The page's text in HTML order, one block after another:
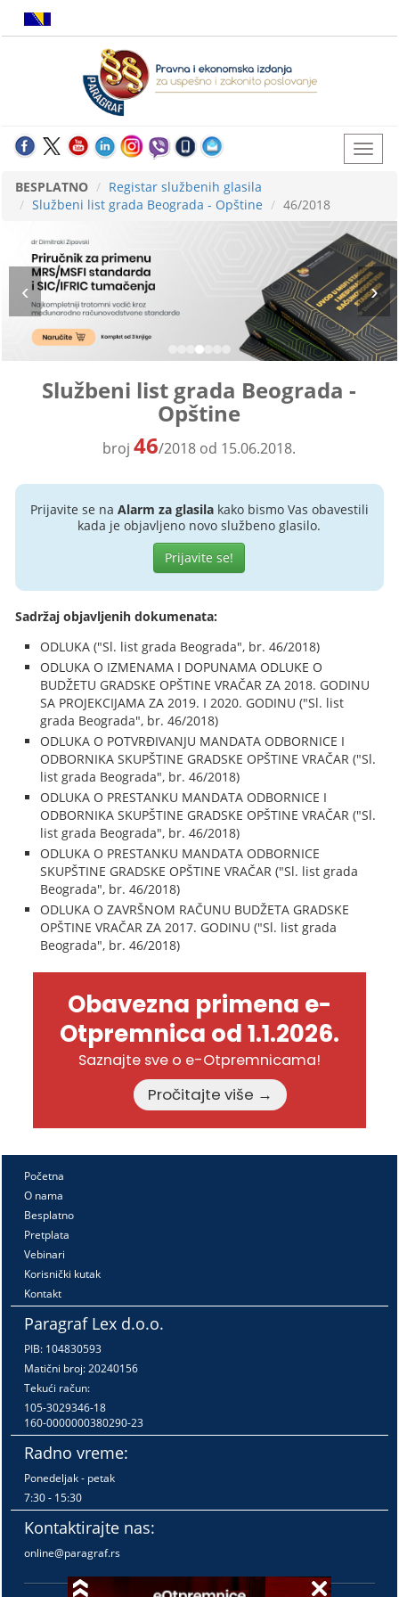
BESPLATNO
Registar službenih glasila
Službeni list grada Beograda - Opštine
46/2018
Službeni list grada Beograda -
Opštine
broj46/2018 od 15.06.2018.
Prijavite se na Alarm za glasilakako bismo Vas obavestili
kada je objavljeno novo službeno glasilo.
Prijavite se!
Sadržaj objavljenih dokumenata:
ODLUKA ("Sl. list grada Beograda", br. 46/2018)
ODLUKA O IZMENAMA I DOPUNAMA ODLUKE O
BUDŽETU GRADSKE OPŠTINE VRAČAR ZA 2018. GODINU
SA PROJEKCIJAMA ZA 2019. I 2020. GODINU ("Sl. list
grada Beograda", br. 46/2018)
ODLUKA O POTVRĐIVANJU MANDATA ODBORNICE I
ODBORNIKA SKUPŠTINE GRADSKE OPŠTINE VRAČAR ("Sl.
list grada Beograda", br. 46/2018)
ODLUKA O PRESTANKU MANDATA ODBORNICE I
ODBORNIKA SKUPŠTINE GRADSKE OPŠTINE VRAČAR ("Sl.
list grada Beograda", br. 46/2018)
ODLUKA O PRESTANKU MANDATA ODBORNICE
SKUPŠTINE GRADSKE OPŠTINE VRAČAR ("Sl. list grada
Beograda", br. 46/2018)
ODLUKA O ZAVRŠNOM RAČUNU BUDŽETA GRADSKE
OPŠTINE VRAČAR ZA 2017. GODINU ("Sl. list grada
Beograda", br. 46/2018)
Obavezna primena e-
Otpremnica od 1.1.2026.
Saznajte sve o e-Otpremnicama!
Pročitajte više →
Početna
O nama
Besplatno
Pretplata
Vebinari
Korisnički kutak
Kontakt
Paragraf Lex d.o.o.
PIB: 104830593
Matični broj: 20240156
Tekući račun:
105-3029346-18
160-0000000380290-23
Radno vreme:
Ponedeljak - petak
7:30 - 15:30
Kontaktirajte nas:
online@paragraf.rs